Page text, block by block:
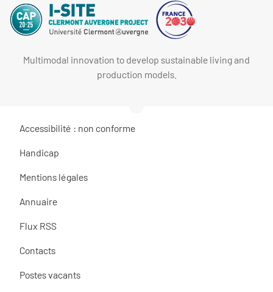
Multimodal innovation to develop sustainable living and
production models.
Accessibilité : non conforme
Handicap
Mentions légales
Annuaire
Flux RSS
Contacts
Postes vacants